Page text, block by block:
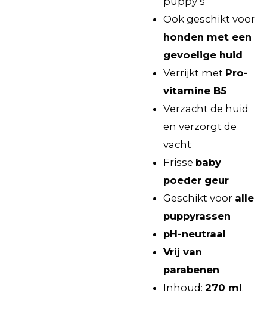
Ook geschikt voor
honden met een
gevoelige huid
Verrijkt met Pro-
vitamine B5
Verzacht de huid
en verzorgt de
vacht
Frisse baby
poeder geur
Geschikt voor alle
puppyrassen
pH-neutraal
Vrij van
parabenen
Inhoud: 270 ml.